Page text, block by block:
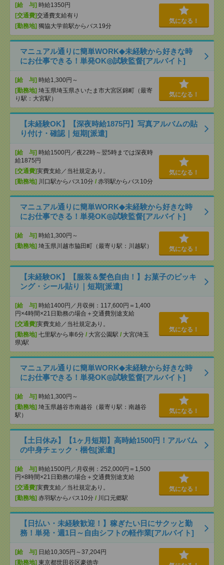
[給 与] 時給1350円
[交通費]交通費支給有り
[勤務地] 獨協大学前駅からバス19分
気になる！
マニュアル通りに簡単WORK◆未経験から好きな時
にお仕事できる！単発OK◎試験監督[アルバイト]
[給 与] 時給1,300円～
[勤務地] 埼玉県埼玉県さいたま市大宮区錦町（最寄
り駅：大宮駅）
気になる！
【未経験OK】【深夜時給1875円】写真アルバムの貼
り付け・確認｜短期[派遣]
[給 与] 時給1500円／夜22時～翌5時までは深夜時
給1875円
[交通費]実費支給／当社規定あり。
[勤務地] 川口駅からバス10分 / 赤羽駅からバス10分
気になる！
マニュアル通りに簡単WORK◆未経験から好きな時
にお仕事できる！単発OK◎試験監督[アルバイト]
[給 与] 時給1,300円～
[勤務地] 埼玉県川越市脇田町（最寄り駅：川越駅） 気になる！
【未経験OK】【服装＆髪色自由！】お菓子のピッキ
ング・シール貼り｜短期[派遣]
[給 与] 時給1400円／月収例：117,600円＝1,400
円×4時間×21日勤務の場合＋交通費別途支給
[交通費]実費支給／当社規定あり。
[勤務地] 七里駅から車6分 / 大宮公園駅 / 大宮(埼玉
県)駅
気になる！
マニュアル通りに簡単WORK◆未経験から好きな時
にお仕事できる！単発OK◎試験監督[アルバイト]
[給 与] 時給1,300円～
[勤務地] 埼玉県越谷市南越谷（最寄り駅：南越谷
駅）
気になる！
【土日休み】【1ヶ月短期】高時給1500円！アルバム
の中身チェック・梱包[派遣]
[給 与] 時給1500円／月収例：252,000円＝1,500
円×8時間×21日勤務の場合＋交通費別途支給
[交通費]実費支給／当社規定あり。
[勤務地] 赤羽駅からバス10分 / 川口元郷駅
気になる！
【日払い・未経験歓迎！】稼ぎたい日にサクッと勤
務！単発・週1日～自由シフトの軽作業[アルバイト]
[給 与] 日給10,305円～37,204円
[勤務地] 東京都世田谷区豪徳寺